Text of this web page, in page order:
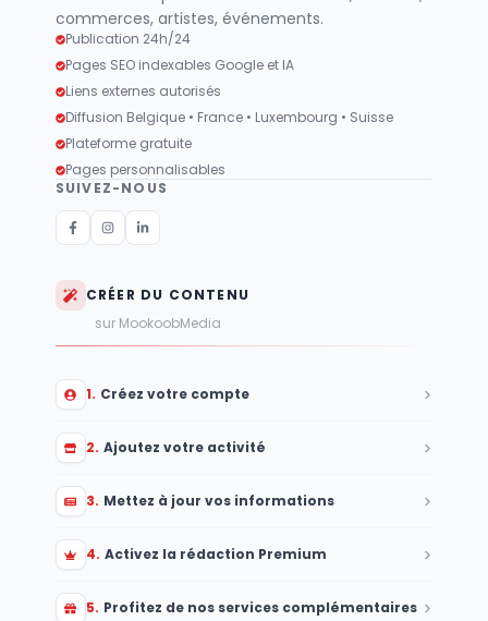
commerces, artistes, événements.
Publication 24h/24
Pages SEO indexables Google et IA
Liens externes autorisés
Diffusion Belgique • France • Luxembourg • Suisse
Plateforme gratuite
Pages personnalisables
SUIVEZ-NOUS
CRÉER DU CONTENU
sur MookoobMedia
1. Créez votre compte
2. Ajoutez votre activité
3. Mettez à jour vos informations
4. Activez la rédaction Premium
5. Profitez de nos services complémentaires